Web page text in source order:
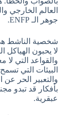
العالم الخارجي
جوهر الـ ENFP.
شخصية الناشط
لا يحبون الهياكل
والقواعد التي
البيئات التي
والتعبير الحر عن
بأفكار قد تبدو
عبقرية.